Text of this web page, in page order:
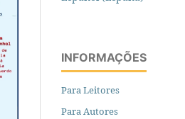
INFORMAÇÕES
Para Leitores
Para Autores